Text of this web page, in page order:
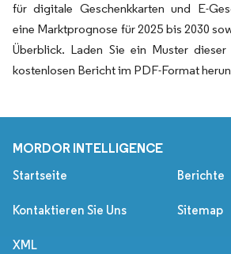
für digitale Geschenkkarten und E-
eine Marktprognose für 2025 bis 2030
Überblick. Laden Sie ein Muster dieser
kostenlosen Bericht im PDF-Format
MORDOR INTELLIGENCE
Startseite Berichte
Kontaktieren Sie Uns Sitemap
XML